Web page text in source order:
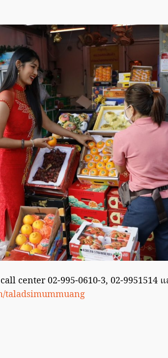
center 02-995-0610-3, 02-9951514 แ
taladsimummuang